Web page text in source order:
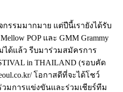
รรมมากมาย แต่ปีนี้เรายังได้รับ
POP และ GMM Grammy
ได้แล้ว รีบมาร่วมสมัครการ
in THAILAND (รอบคัด
โอกาสดีที่จะได้โชว์
มการแข่งขันและร่วมเชียร์ทีม